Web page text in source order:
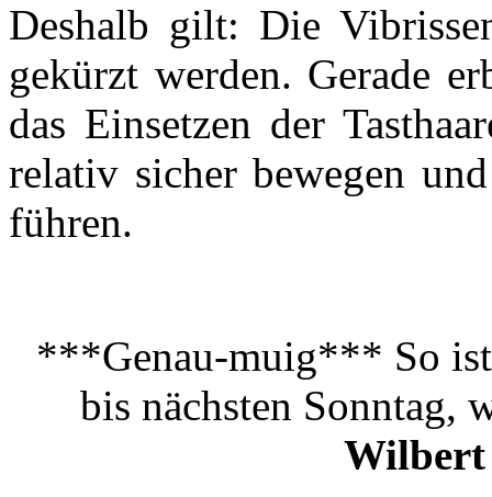
Deshalb gilt: Die
gekürzt werden. Gerade
das Einsetzen der
relativ sicher bewegen
führen.
***Genau-muig*** So ist
bis nächsten Sonntag,
Wilbert